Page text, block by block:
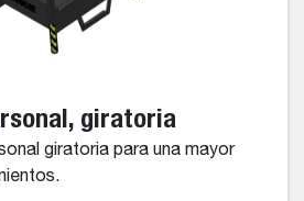
giratoria
giratoria para una mayor